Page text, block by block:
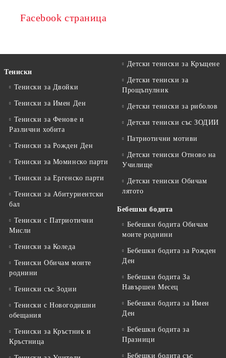
Facebook страница
Тениски
Тениски за Двойки
Тениски за Имен Ден
Тениски за Фенове и
Различни хобита
Тениски за Рожден Ден
Тениски за Mоминско парти
Тениски за Eргенско парти
Тениски за Aбитуриентски
бал
Тениски с Патриотични
Мисли
Тениски за Коледа
Тениски Обичам моите
роднини
Тениски със Зодии
Тениски с Новогодишни
обещания
Тениски за Кръстник и
Кръстница
Детски тениски за Кръщене
Детски тениски за
Прощъпулник
Детски тениски за риболов
Детски тениски със ЗОДИИ
Патриотични мотиви
Детски тениски Отново на
Училище
Детски тениски Обичам
лятото
Бебешки бодита
Бебешки бодита Обичам
моите роднини
Бебешки бодита за Рожден
Ден
Бебешки бодита За
Навършен Месец
Бебешки бодита за Имен
Ден
Бебешки бодита за
Празници
Бебешки бодита със